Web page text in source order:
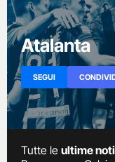
Atalanta
SEGUI
Tutte le ultime